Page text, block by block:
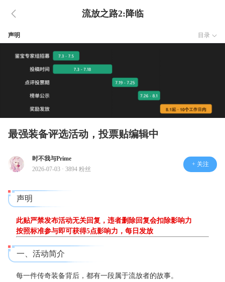
流放之路2:降临
声明 目录
最强装备评选活动，投票贴编辑中
时不我与Prime
2026-07-03 · 3894 粉丝
+ 关注
声明
此贴严禁发布活动无关回复，违者删除回复会扣除影响力
按照标准参与即可获得5点影响力，每日发放
一、活动简介
每一件传奇装备背后，都有一段属于流放者的故事。